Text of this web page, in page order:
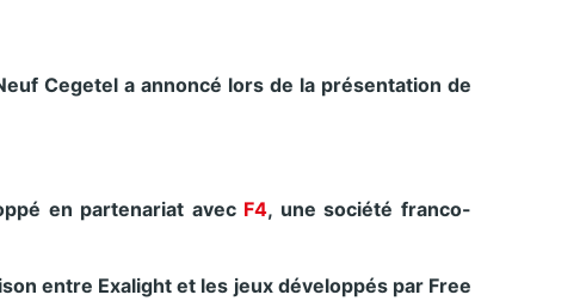
Cegetel a annoncé lors de la présentation de
en partenariat avec F4, une société franco-
entre Exalight et les jeux développés par Free